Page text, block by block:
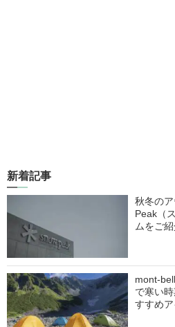
新着記事
秋冬の
Peak（
ムをご
mont-
で寒い
すすめ